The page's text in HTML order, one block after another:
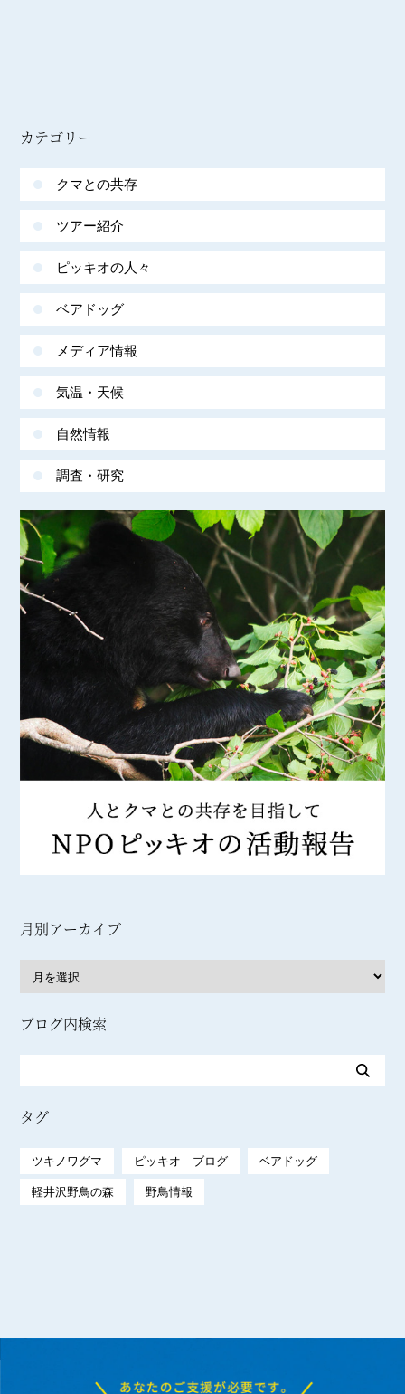
カテゴリー
クマとの共存
ツアー紹介
ピッキオの人々
ベアドッグ
メディア情報
気温・天候
自然情報
調査・研究
月別アーカイブ
ブログ内検索
タグ
ツキノワグマ ピッキオ ブログ ベアドッグ
軽井沢野鳥の森 野鳥情報